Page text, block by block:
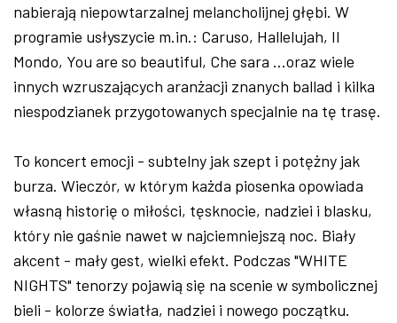
nabierają niepowtarzalnej melancholijnej głębi. W
programie usłyszycie m.in.: Caruso, Hallelujah, Il
Mondo, You are so beautiful, Che sara …oraz wiele
innych wzruszających aranżacji znanych ballad i kilka
niespodzianek przygotowanych specjalnie na tę trasę.
To koncert emocji - subtelny jak szept i potężny jak
burza. Wieczór, w którym każda piosenka opowiada
własną historię o miłości, tęsknocie, nadziei i blasku,
który nie gaśnie nawet w najciemniejszą noc. Biały
akcent - mały gest, wielki efekt. Podczas "WHITE
NIGHTS" tenorzy pojawią się na scenie w symbolicznej
bieli - kolorze światła, nadziei i nowego początku.